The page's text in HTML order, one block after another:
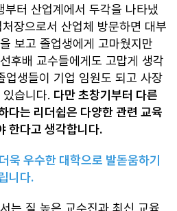
부터 산업계에서 두각을 나타냈
장으로서 산업체 방문하면 대부
보고 졸업생에게 고마웠지만
후배 교수들에게도 고맙게 생각
업생들이 기업 임원도 되고 사장
습니다. 다만 초창기부터 다른
다는 리더쉽은 다양한 관련 교육
한다고 생각합니다.
욱 우수한 대학으로 발돋움하기
니다.
는 질 높은 교수진과 최신 교육